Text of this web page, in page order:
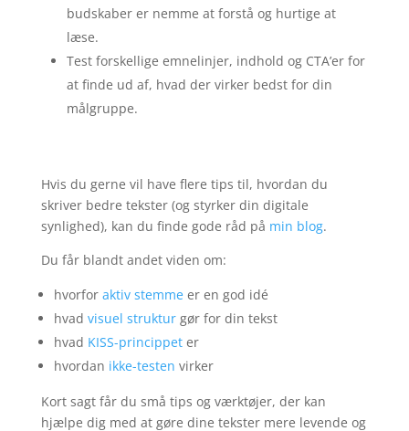
budskaber er nemme at forstå og hurtige at
læse.
Test forskellige emnelinjer, indhold og CTA’er for
at finde ud af, hvad der virker bedst for din
målgruppe.
Hvis du gerne vil have flere tips til, hvordan du
skriver bedre tekster (og styrker din digitale
synlighed), kan du finde gode råd på min blog.
Du får blandt andet viden om:
hvorfor aktiv stemmeer en god idé
hvad visuel strukturgør for din tekst
hvad KISS-princippeter
hvordan ikke-testen virker
Kort sagt får du små tips og værktøjer, der kan
hjælpe dig med at gøre dine tekster mere levende og